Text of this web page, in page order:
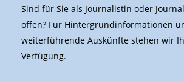
Sind für Sie als Journalistin oder
offen? Für Hintergrundinformationen
weiterführende Auskünfte stehen wir
Verfügung.